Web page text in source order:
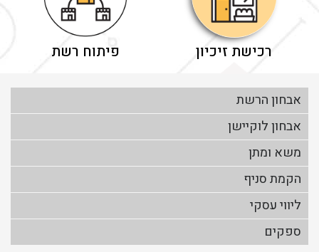
רכישת זיכיון פיתוח רשת
אבחון הרשת
אבחון לוקיישן
משא ומתן
הקמת סניף
ליווי עסקי
ספקים